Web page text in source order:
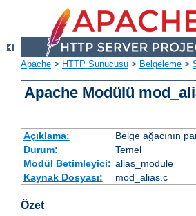
Apache > HTTP Sunucusu > Belgeleme >
Apache Modülü
Açıklama:
Belge ağacının
Durum:
Temel
Modül Betimleyici: alias_module
Kaynak Dosyası:
mod_alias.c
Özet